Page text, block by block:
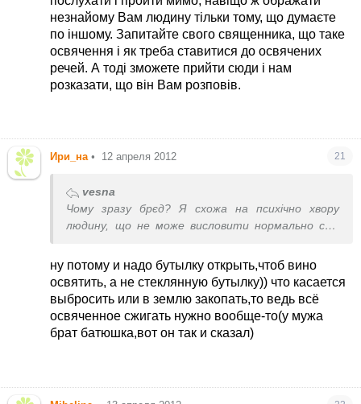
закапывать скорлупу и т.д. Мы святим не
бумажки и бутылки а содержимое
У каждого
свои традиции.
незнайому Вам людину тільки тому, що думаєте
по іншому. Запитайте свого священника, що таке
освячення і як треба ставитися до освячених
речей. А тоді зможете прийти сюди і нам
розказати, що він Вам розповів.
Ири_на • 12 апреля 2012 21
vesna
Чому зразу брєд? Я схожа на психічно хвору
людину, що не може висловити нормально свої
можете послухати і пройти мимо, навіщо ж
ображати незнайому Вам людину тільки тому,
що думаєте по іншому. Запитайте свого
священника, що таке освячення і як треба
ставитися до освячених речей. А тоді зможете
ну потому и надо бутылку открыть,чтоб вино
освятить, а не стеклянную бутылку)) что касается
выбросить или в землю закопать,то ведь всё
освяченное сжигать нужно вообще-то(у мужа
брат батюшка,вот он так и сказал)